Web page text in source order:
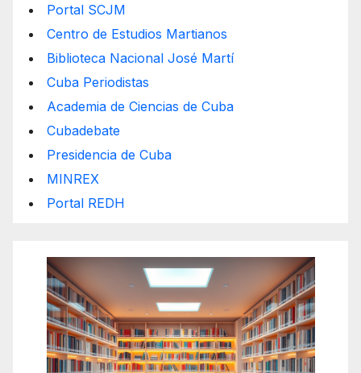
Portal SCJM
Centro de Estudios Martianos
Biblioteca Nacional José Martí
Cuba Periodistas
Academia de Ciencias de Cuba
Cubadebate
Presidencia de Cuba
MINREX
Portal REDH